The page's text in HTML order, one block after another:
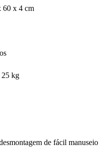
60 x 4 cm
25 kg
de fácil manuseio